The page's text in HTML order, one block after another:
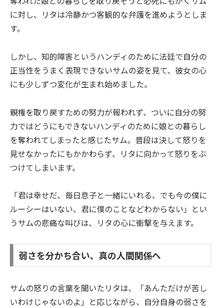
に対し、リタは冷静かつ客観的な弁護を進めようとしま
す。
しかし、知的障害というハンディのために法廷で自分の
正当性をうまく表現できないサムの姿を見て、彼女の心
にも少しずつ変化が生まれ始めました。
親権を取り戻すための努力が報われず、ついに自分の努
力ではどうにもできないハンディのために娘との暮らし
を奪われてしまったと感じたサム。普段は決して怒りを
見せなかったにもかかわらず、リタに向かって怒りをぶ
つけてしまいます。
「君は幸せだ、毎日息子と一緒にいれる、でも今の僕に
ルーシーはいない、君に僕のことなどわからない」とい
うサムの悲痛な叫びは、リタの心に衝撃を与えます。
弱さを分かち合い、真の人間関係へ
サムの怒りの言葉を聞いたリタは、「あんただけが苦し
いわけじゃないのよ」と応じながら、自分自身の弱さを